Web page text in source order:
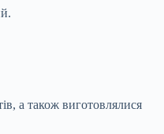
а також виготовлялися